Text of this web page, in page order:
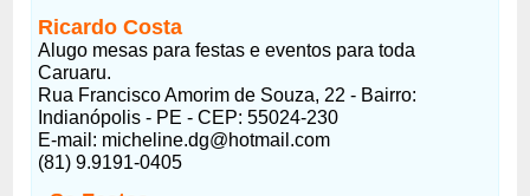
Ricardo Costa
Alugo mesas para festas e eventos para toda
Caruaru.
Rua Francisco Amorim de Souza, 22 - Bairro:
Indianópolis - PE - CEP: 55024-230
E-mail: micheline.dg@hotmail.com
(81) 9.9191-0405